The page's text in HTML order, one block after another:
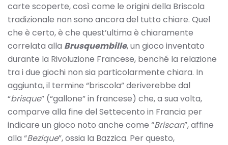
carte scoperte, così come le origini della Briscola
tradizionale non sono ancora del tutto chiare. Quel
che è certo, è che quest’ultima è chiaramente
correlata alla Brusquembille, un gioco inventato
durante la Rivoluzione Francese, benché la relazione
tra i due giochi non sia particolarmente chiara. In
aggiunta, il termine “briscola” deriverebbe dal
“brisque” (“gallone” in francese) che, a sua volta,
comparve alla fine del Settecento in Francia per
indicare un gioco noto anche come “Briscan”, affine
alla “Bezique”, ossia la Bazzica. Per questo,